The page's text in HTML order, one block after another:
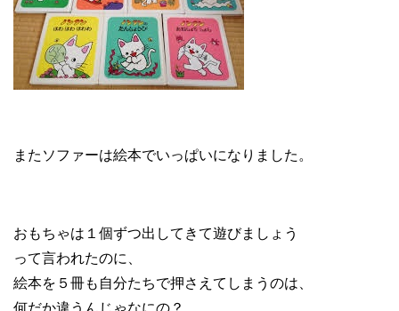
またソファーは絵本でいっぱいになりました。
おもちゃは１個ずつ出してきて遊びましょう
って言われたのに、
絵本を５冊も自分たちで押さえてしまうのは、